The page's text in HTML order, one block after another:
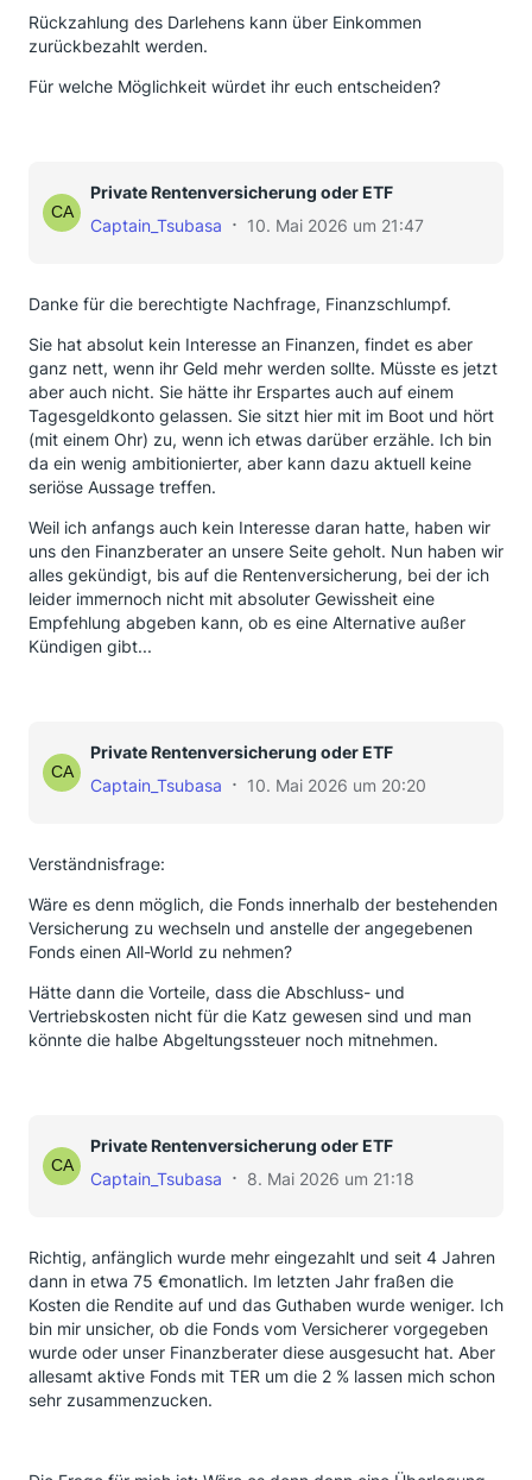
Rückzahlung des Darlehens kann über Einkommen
zurückbezahlt werden.
Für welche Möglichkeit würdet ihr euch entscheiden?
Private Rentenversicherung oder ETF
Captain_Tsubasa
10. Mai 2026 um 21:47
Danke für die berechtigte Nachfrage, Finanzschlumpf.
Sie hat absolut kein Interesse an Finanzen, findet es aber
ganz nett, wenn ihr Geld mehr werden sollte. Müsste es jetzt
aber auch nicht. Sie hätte ihr Erspartes auch auf einem
Tagesgeldkonto gelassen. Sie sitzt hier mit im Boot und hört
(mit einem Ohr) zu, wenn ich etwas darüber erzähle. Ich bin
da ein wenig ambitionierter, aber kann dazu aktuell keine
seriöse Aussage treffen.
Weil ich anfangs auch kein Interesse daran hatte, haben wir
uns den Finanzberater an unsere Seite geholt. Nun haben wir
alles gekündigt, bis auf die Rentenversicherung, bei der ich
leider immernoch nicht mit absoluter Gewissheit eine
Empfehlung abgeben kann, ob es eine Alternative außer
Kündigen gibt...
Private Rentenversicherung oder ETF
Captain_Tsubasa
10. Mai 2026 um 20:20
Verständnisfrage:
Wäre es denn möglich, die Fonds innerhalb der bestehenden
Versicherung zu wechseln und anstelle der angegebenen
Fonds einen All-World zu nehmen?
Hätte dann die Vorteile, dass die Abschluss- und
Vertriebskosten nicht für die Katz gewesen sind und man
könnte die halbe Abgeltungssteuer noch mitnehmen.
Private Rentenversicherung oder ETF
Captain_Tsubasa
8. Mai 2026 um 21:18
Richtig, anfänglich wurde mehr eingezahlt und seit 4 Jahren
dann in etwa 75 €monatlich. Im letzten Jahr fraßen die
Kosten die Rendite auf und das Guthaben wurde weniger. Ich
bin mir unsicher, ob die Fonds vom Versicherer vorgegeben
wurde oder unser Finanzberater diese ausgesucht hat. Aber
allesamt aktive Fonds mit TER um die 2 % lassen mich schon
sehr zusammenzucken.